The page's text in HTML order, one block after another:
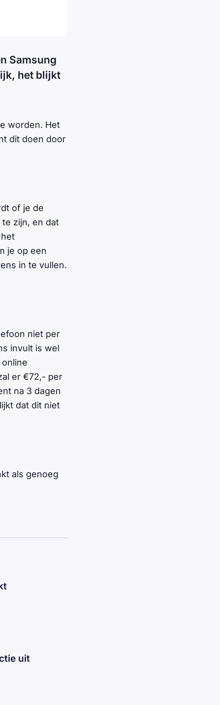
Samsung
het blijkt
worden. Het
dit doen door
of je de
zijn, en dat
je op een
in te vullen.
niet per
invult is wel
er €72,- per
na 3 dagen
dat dit niet
als genoeg
uit